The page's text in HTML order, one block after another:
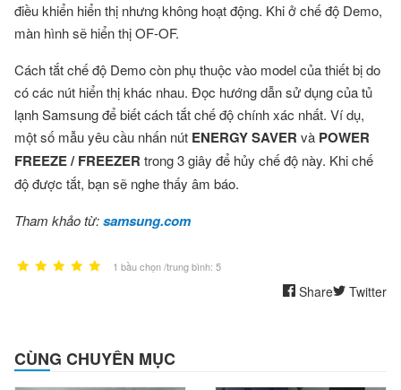
điều khiển hiển thị nhưng không hoạt động. Khi ở chế độ Demo,
màn hình sẽ hiển thị OF-OF.
Cách tắt chế độ Demo còn phụ thuộc vào model của thiết bị do
có các nút hiển thị khác nhau. Đọc hướng dẫn sử dụng của tủ
lạnh Samsung để biết cách tắt chế độ chính xác nhất. Ví dụ,
một số mẫu yêu cầu nhấn nút ENERGY SAVER và POWER
FREEZE / FREEZER trong 3 giây để hủy chế độ này. Khi chế
độ được tắt, bạn sẽ nghe thấy âm báo.
Tham khảo từ:samsung.com
1 bầu chọn /trung bình: 5
Share Twitter
CÙNG CHUYÊN MỤC